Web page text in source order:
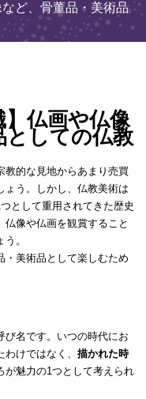
ど、骨董品・美術品
】仏画や仏像
としての仏教
教的な見地からあまり売買
ょう。しかし、仏教美術は
として重用されてきた歴史
仏像や仏画を観賞すること
。
・美術品として楽しむため
び名です。いつの時代にお
けではなく、 描かれた時
が魅力の1つとして考えられ